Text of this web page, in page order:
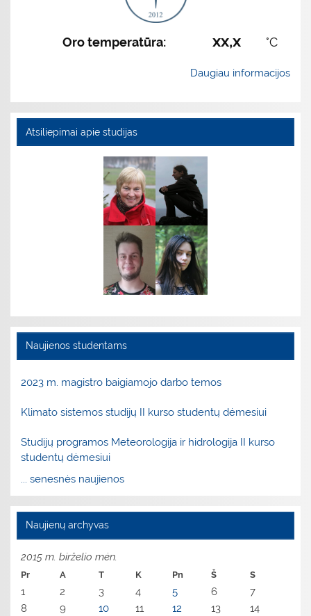
Oro temperatūra: xx,x °C
Daugiau informacijos
Atsiliepimai apie studijas
Naujienos studentams
2023 m. magistro baigiamojo darbo temos
Klimato sistemos studijų II kurso studentų dėmesiui
Studijų programos Meteorologija ir hidrologija II kurso
studentų dėmesiui
... senesnės naujienos
Naujienų archyvas
2015 m. birželio mėn.
Pr A T K Pn Š S
1 2 3 4 5 6
7
8
9 10 11 12 13
14